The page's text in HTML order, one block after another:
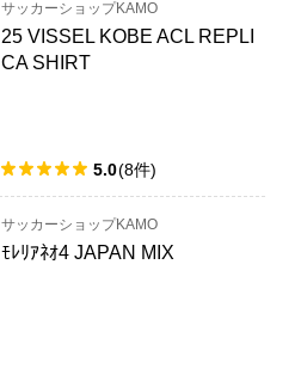
サッカーショップKAMO
25 VISSEL KOBE ACL REPLI
CA SHIRT
5.0(8件)
サッカーショップKAMO
ﾓﾚﾘｱﾈｵ4 JAPAN MIX